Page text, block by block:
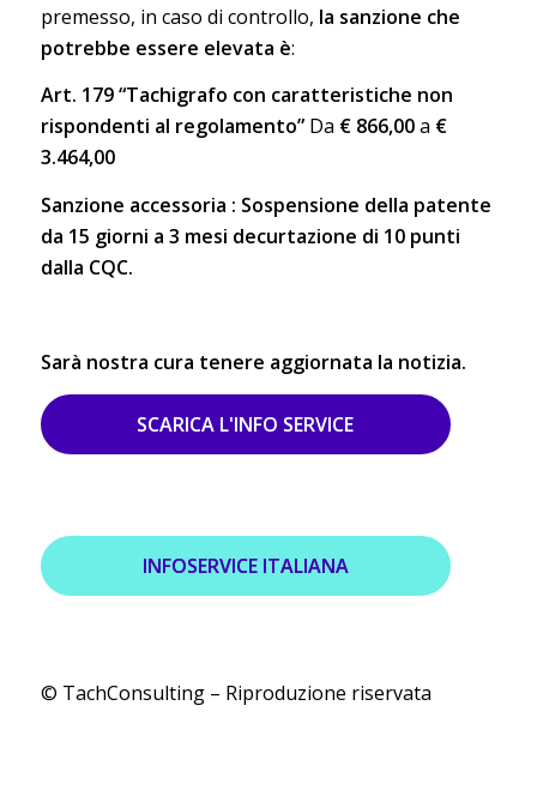
premesso, in caso di controllo, la sanzione che
potrebbe essere elevata è:
Art. 179 “Tachigrafo con caratteristiche non
rispondenti al regolamento” Da € 866,00a €
3.464,00
Sanzione accessoria : Sospensione della patente
da 15 giorni a 3 mesi decurtazione di 10 punti
dalla CQC.
Sarà nostra cura tenere aggiornata la notizia.
SCARICA L'INFO SERVICE
INFOSERVICE ITALIANA
© TachConsulting – Riproduzione riservata